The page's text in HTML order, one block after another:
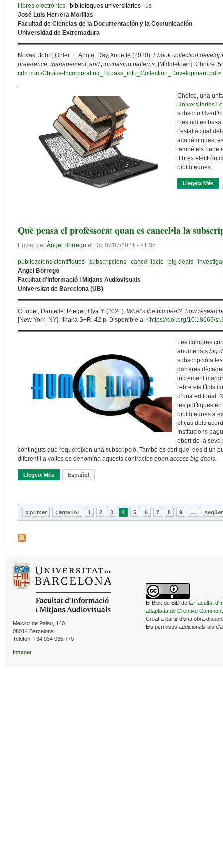
llibres electrònics biblioteques universitàries
ús
José Luis Herrera Morillas
Facultad de Ciencias de la Documentación y la Comunicación
Universidad de Extremadura
Novak, John; Ohler, L. Angie; Day, Annette (2020). Ebook collection
preference, management, and purchasing patterns. [Middletown]: Choice.
cdn.com/Choice-Incorporating_Ebooks_into_Collection_Development.pdf
Choice, una
Universitàries i
subscriu
L’estudi es
l’estat actual
acadèmiques,
també els
llibres
biblioteques.
Llegeix Més
Què pensa el professorat quan es cancel•la la
Enviat per Àngel Borrego el Dc, 07/07/2021 - 21:35
publicacions científiques subscripcions cancel·lació big deals
Ángel Borrego
Facultat d’Informació i Mitjans Audiovisuals
Universitat de Barcelona (UB)
Cooper, Danielle; Rieger, Oya Y. (2021). What’s the big deal?: how
[New York, NY]: Ithaka S+R. 42 p. Disponible a: <https://doi.org/10.18665/
Les compres
anomenats big
subscripció a
darreres
increment
rebre els títols
d’una editorial.
les polítiques
biblioteques a
el cas dels
Institucions
obert de la seva
continguts que requereixen una subscripció. També és cert que, des d’un
diferent i a voltes es denomina aquests contractes open access big deals.
Llegeix Més Sobre Què Pensa El Professorat Quan Es Cancel•la La
Español
Pàgines
« primer ‹ anterior 1 2 3 4 5 6 7 8 9 …
Melcior de Palau, 140
08014 Barcelona
Telèfon: +34 934 035 770
Intranet
El Blok de BiD de la Facultat
adaptada de Creative
Creat a partir d'una obra
Els permisos addicionals als